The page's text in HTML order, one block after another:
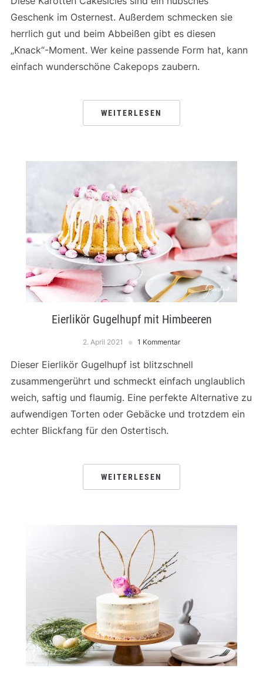
Geschenk im Osternest. Außerdem schmecken sie
herrlich gut und beim Abbeißen gibt es diesen
„Knack“-Moment. Wer keine passende Form hat, kann
einfach wunderschöne Cakepops zaubern.
WEITERLESEN
Eierlikör Gugelhupf mit Himbeeren
2. April 2021 1 Kommentar
Dieser Eierlikör Gugelhupf ist blitzschnell
zusammengerührt und schmeckt einfach unglaublich
weich, saftig und flaumig. Eine perfekte Alternative zu
aufwendigen Torten oder Gebäcke und trotzdem ein
echter Blickfang für den Ostertisch.
WEITERLESEN